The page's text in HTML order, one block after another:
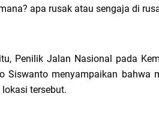
apa rusak atau sengaja di
Penilik Jalan Nasional pada
Siswanto menyampaikan
tersebut.